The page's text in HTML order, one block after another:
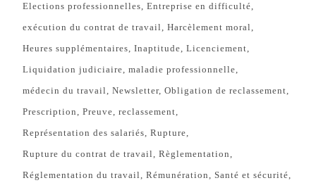
Elections professionnelles Entreprise en difficulté
exécution du contrat de travail Harcèlement moral
Heures supplémentaires Inaptitude Licenciement
Liquidation judiciaire maladie professionnelle
médecin du travail Newsletter Obligation de reclassement
Prescription Preuve reclassement
Représentation des salariés Rupture
Rupture du contrat de travail Règlementation
Réglementation du travail Rémunération Santé et sécurité